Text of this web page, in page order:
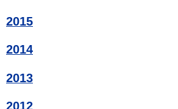
2015
2014
2013
2012